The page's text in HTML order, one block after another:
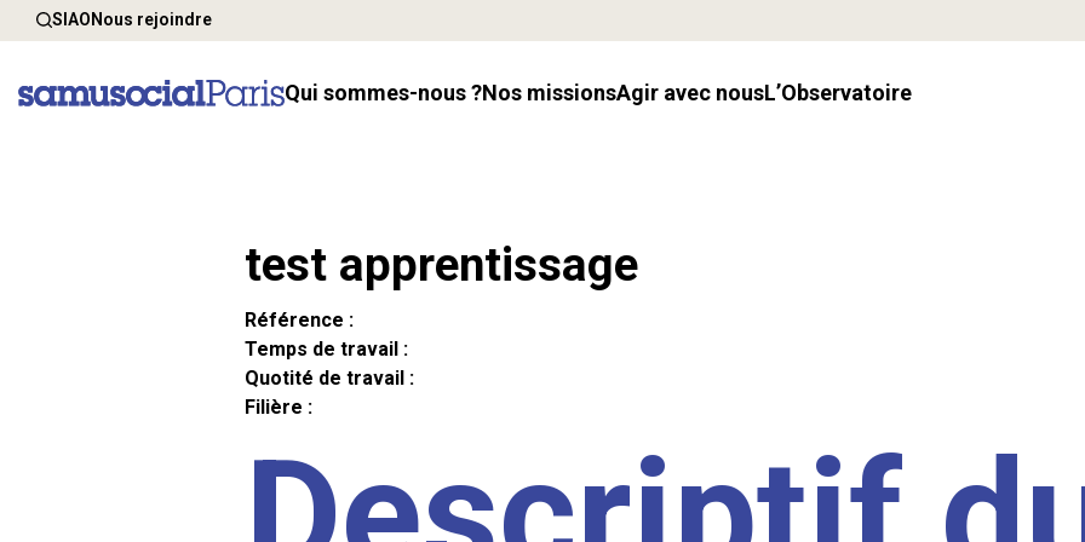
SIAONous rejoindre
Qui sommes-nous ? Nos missions Agir avec nous l’Observatoire
test apprentissage
Référence :
Temps de travail :
Quotité de travail :
Filière :